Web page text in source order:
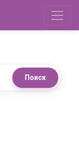
Поиск